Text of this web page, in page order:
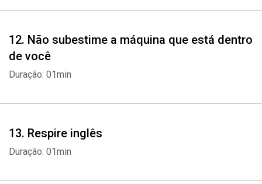
12. Não subestime a máquina que está dentro
de você
Duração: 01min
13. Respire inglês
Duração: 01min